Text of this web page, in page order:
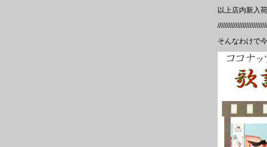
以上店内新入
そんなわけで